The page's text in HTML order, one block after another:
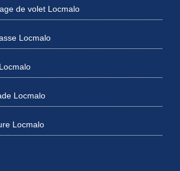
de volet Locmalo
Locmalo
Locmalo
Locmalo